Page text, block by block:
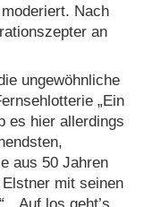
Nach
an
ungewöhnliche
„Ein
es hier allerdings
aus 50 Jahren
mit seinen